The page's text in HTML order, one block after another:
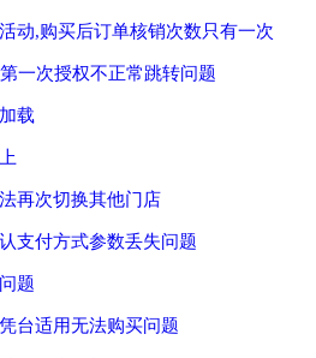
动,购买后订单核销次数只有一次
一次授权不正常跳转问题
载
再次切换其他门店
支付方式参数丢失问题
题
台适用无法购买问题